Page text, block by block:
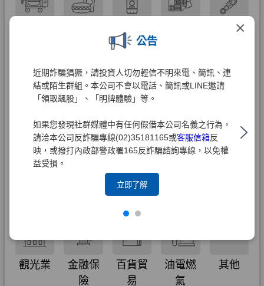
×
公告
近期詐騙猖獗，請投資人切勿輕信不明來電、簡訊、連
結或陌生群組。本公司不會以電話、簡訊或LINE邀請
「領取飆股」、「明牌體驗」等。
如果您發現社群媒體中有任何假借本公司名義之行為，
請洽本公司反詐騙專線(02)35181165或客服信箱反
映，或撥打內政部警政署165反詐騙諮詢專線，以免權
益受損。
立即了解